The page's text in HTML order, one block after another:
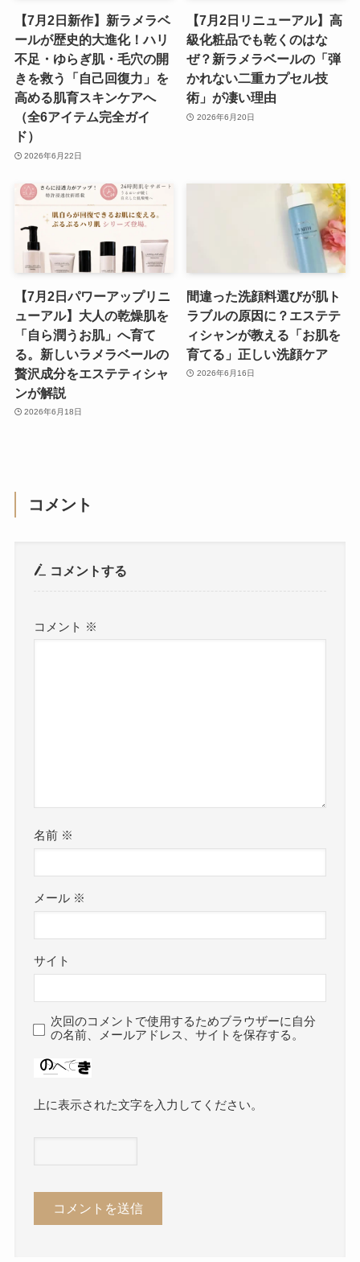
【7月2日新作】新ラメラベ
ールが歴史的大進化！ハリ
不足・ゆらぎ肌・毛穴の開
きを救う「自己回復力」を
高める肌育スキンケアへ
（全6アイテム完全ガイ
ド）
2026年6月22日
【7月2日リニューアル】高
級化粧品でも乾くのはな
ぜ？新ラメラベールの「弾
かれない二重カプセル技
術」が凄い理由
2026年6月20日
【7月2日パワーアップリニ
ューアル】大人の乾燥肌を
「自ら潤うお肌」へ育て
る。新しいラメラベールの
贅沢成分をエステティシャ
ンが解説
2026年6月18日
間違った洗顔料選びが肌ト
ラブルの原因に？エステテ
ィシャンが教える「お肌を
育てる」正しい洗顔ケア
2026年6月16日
コメント
コメントする
コメント ※
名前 ※
メール ※
サイト
次回のコメントで使用するためブラウザーに自分
の名前、メールアドレス、サイトを保存する。
上に表示された文字を入力してください。